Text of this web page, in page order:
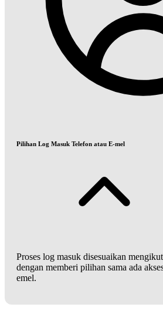
Pilihan Log Masuk Telefon atau E-mel
Proses log masuk disesuaikan
dengan memberi pilihan sama ada
emel.